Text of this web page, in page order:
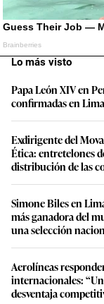
Lo más visto
Papa León XIV en
confirmadas en
Exdirigente del
Ética: entretelones
distribución de las
Simone Biles en
más ganadora del
una selección
Aerolíneas
internacionales:
desventaja